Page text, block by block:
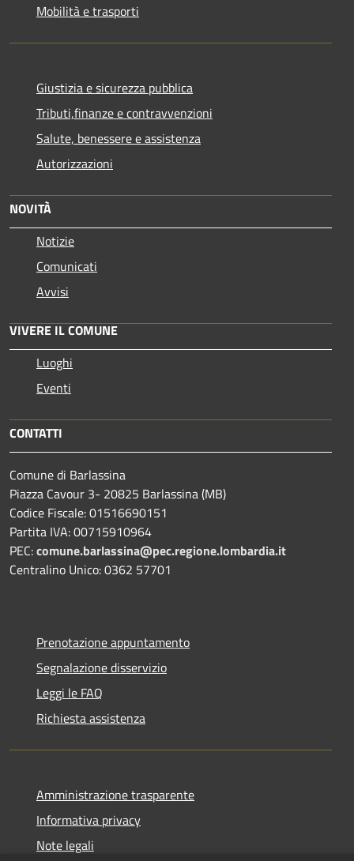
Mobilità e trasporti
Giustizia e sicurezza pubblica
Tributi,finanze e contravvenzioni
Salute, benessere e assistenza
Autorizzazioni
NOVITÀ
Notizie
Comunicati
Avvisi
VIVERE IL COMUNE
Luoghi
Eventi
CONTATTI
Comune di Barlassina
Piazza Cavour 3- 20825 Barlassina (MB)
Codice Fiscale: 01516690151
Partita IVA: 00715910964
PEC:comune.barlassina@pec.regione.lombardia.it
Centralino Unico: 0362 57701
Prenotazione appuntamento
Segnalazione disservizio
Leggi le FAQ
Richiesta assistenza
Amministrazione trasparente
Informativa privacy
Note legali